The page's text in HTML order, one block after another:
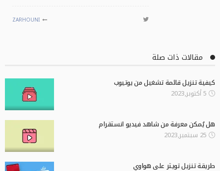
ZARHOUNI
مقالات ذات صلة
كيفية تنزيل قائمة تشغيل من يوتيوب
5 أكتوبر,2023
هل يُمكن معرفة من شاهد فيديو انستقرام
25 سبتمبر,2023
طريقة تنزيل تويتر على هواوي